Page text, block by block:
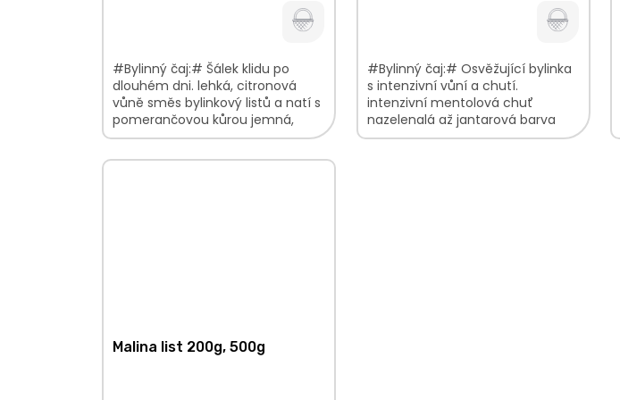
#Bylinný čaj:# Šálek klidu po
dlouhém dni. lehká, citronová
vůně směs bylinkový listů a natí s
pomerančovou kůrou jemná,
citrusová chuť V...
#Bylinný čaj:# Osvěžující bylinka
s intenzivní vůní a chutí.
intenzivní mentolová chuť
nazelenalá až jantarová barva
typická svěží vůně V balení
Malina list 200g, 500g